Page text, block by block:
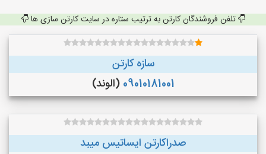
تلفن فروشندگان کارتن به ترتیب ستاره در سایت کارتن سازی ها
سازه کارتن
09010181001 (الوند)
صدراکارتن ایساتیس میبد